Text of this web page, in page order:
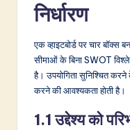
w
a
निर्धारण
एक व्हाइटबोर्ड पर चार बॉक्स
सीमाओं के बिना SWOT
है। उपयोगिता सुनिश्चित
करने की आवश्यकता होती है।
1.1 उद्देश्य को